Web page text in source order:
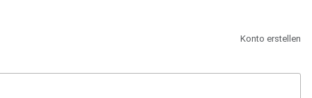
Konto erstellen